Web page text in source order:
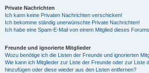
Private Nachrichten
Ich kann keine Privaten Nachrichten verschicken!
Ich bekomme ständig unerwünschte Private Nachrichten!
Ich habe eine Spam-E-Mail von einem Mitglied dieses
Freunde und ignorierte Mitglieder
Wozu benötige ich die Listen der Freunde und ignorierten
Wie kann ich Mitglieder zur Liste der Freunde oder zur Liste
hinzufügen oder diese wieder aus den Listen entfernen?